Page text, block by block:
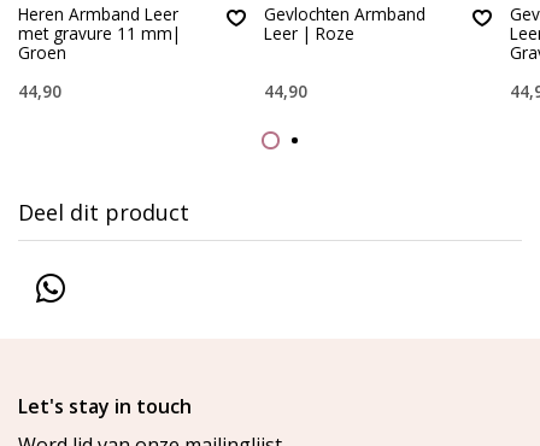
Heren Armband Leer
met gravure 11 mm|
Groen
44,90
Gevlochten Armband
Leer | Roze
44,90
Deel dit product
Let's stay in touch